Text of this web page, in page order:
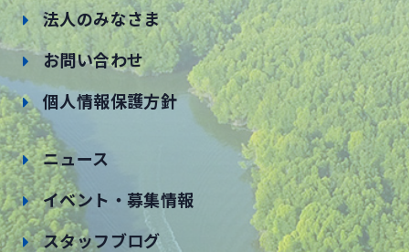
法人のみなさま
お問い合わせ
個人情報保護方針
ニュース
イベント・募集情報
スタッフブログ